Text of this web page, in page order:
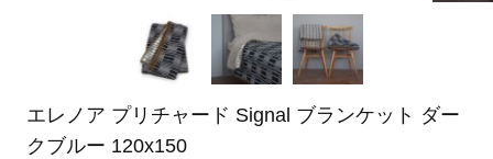
エレノア プリチャード Signal ブランケット ダー
クブルー 120x150